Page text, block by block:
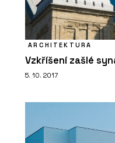
ARCHITEKTURA
Vzkříšení zašlé
5. 10. 2017